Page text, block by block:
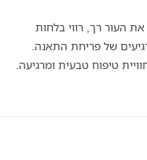
העור רך, רווי בלחות
של פריחת התאנה.
טיפוח טבעית ומרגיעה.